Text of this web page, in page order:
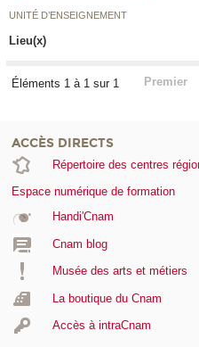
UNITÉ D’ENSEIGNEMENT
Lieu(x)
Éléments 1 à 1 sur 1 Premier
ACCÈS DIRECTS
Répertoire des centres
Espace numérique de formation
Handi'Cnam
Cnam blog
Musée des arts et métiers
La boutique du Cnam
Accès à intraCnam